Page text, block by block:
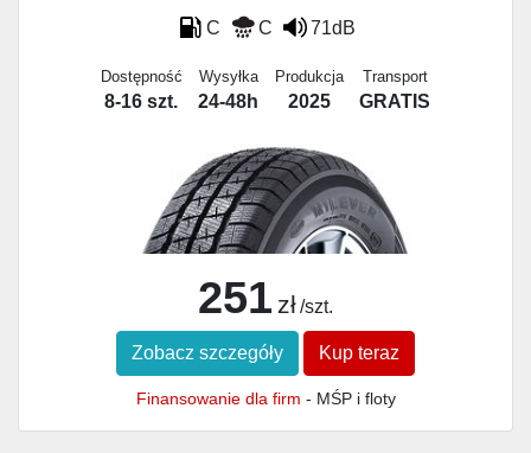
C C 71dB
Dostępność
8-16 szt.
Wysyłka
24-48h
Produkcja
2025
Transport
GRATIS
251 zł /szt.
Zobacz szczegóły Kup teraz
Finansowanie dla firm - MŚP i floty